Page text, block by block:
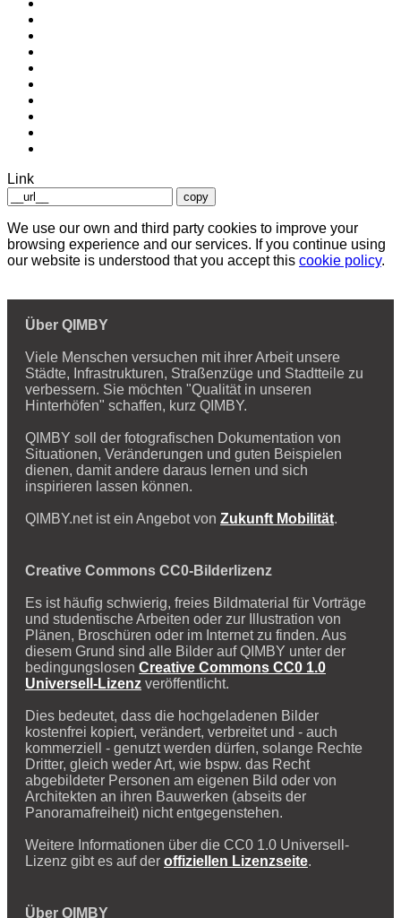
Link
copy
We use our own and third party cookies to improve your
browsing experience and our services. If you continue using
our website is understood that you accept this cookie policy.
Über QIMBY
Viele Menschen versuchen mit ihrer Arbeit unsere
Städte, Infrastrukturen, Straßenzüge und Stadtteile zu
verbessern. Sie möchten "Qualität in unseren
Hinterhöfen" schaffen, kurz QIMBY.
QIMBY soll der fotografischen Dokumentation von
Situationen, Veränderungen und guten Beispielen
dienen, damit andere daraus lernen und sich
inspirieren lassen können.
QIMBY.net ist ein Angebot von Zukunft Mobilität.
Creative Commons CC0-Bilderlizenz
Es ist häufig schwierig, freies Bildmaterial für Vorträge
und studentische Arbeiten oder zur Illustration von
Plänen, Broschüren oder im Internet zu finden. Aus
diesem Grund sind alle Bilder auf QIMBY unter der
bedingungslosen Creative Commons CC0 1.0
Universell-Lizenz veröffentlicht.
Dies bedeutet, dass die hochgeladenen Bilder
kostenfrei kopiert, verändert, verbreitet und - auch
kommerziell - genutzt werden dürfen, solange Rechte
Dritter, gleich weder Art, wie bspw. das Recht
abgebildeter Personen am eigenen Bild oder von
Architekten an ihren Bauwerken (abseits der
Panoramafreiheit) nicht entgegenstehen.
Weitere Informationen über die CC0 1.0 Universell-
Lizenz gibt es auf der offiziellen Lizenzseite.
Über QIMBY